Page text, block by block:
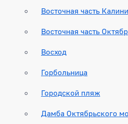
Восточная часть
Восточная часть
Восход
Горбольница
Городской пляж
Дамба Октябрьского